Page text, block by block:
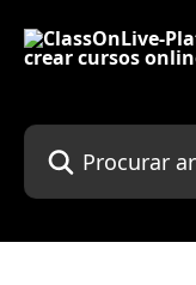
Procurar artigos...